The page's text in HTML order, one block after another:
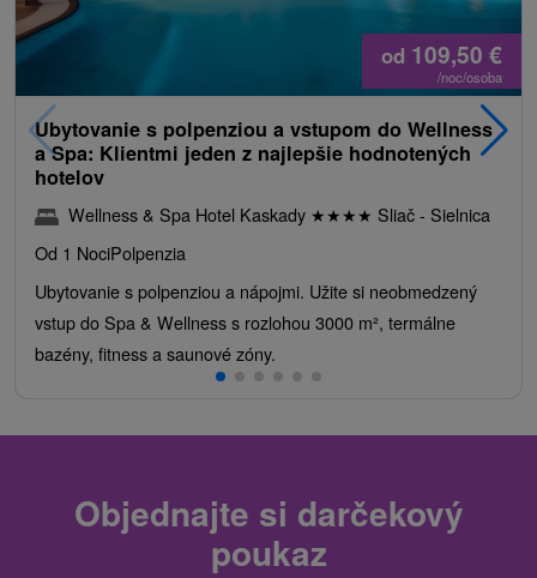
od 109,50 €
/noc/osoba
Ubytovanie s polpenziou a vstupom do Wellness
a Spa: Klientmi jeden z najlepšie hodnotených
hotelov
Wellness & Spa Hotel Kaskady ★★★★ Sliač - Sielnica
Od 1 NociPolpenzia
Ubytovanie s polpenziou a nápojmi. Užite si neobmedzený
vstup do Spa & Wellness s rozlohou 3000 m², termálne
bazény, fitness a saunové zóny.
Objednajte si darčekový
poukaz